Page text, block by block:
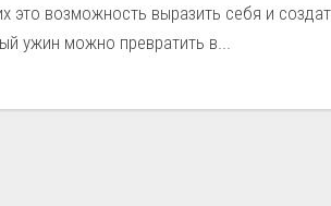
это возможность выразить себя и
ужин можно превратить в...